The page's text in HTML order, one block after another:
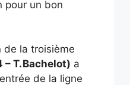
pour un bon
de la troisième
– T. Bachelot) a
de la ligne